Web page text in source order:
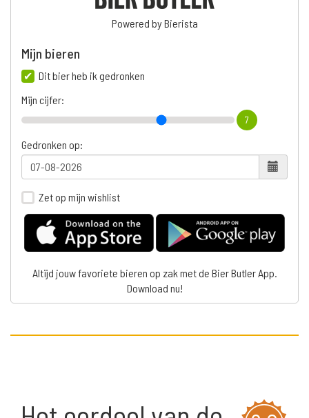
Powered by Bierista
Mijn bieren
Dit bier heb ik gedronken
Mijn cijfer:
7
Gedronken op:
Zet op mijn wishlist
Altijd jouw favoriete bieren op zak met de Bier Butler App.
Download nu!